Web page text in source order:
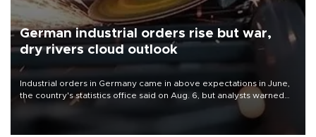
German industrial orders rise but war,
dry rivers cloud outlook
Industrial orders in Germany came in above expectations in June,
the country's statistics office said on Aug. 6, but analysts warned
that rivers running dry and the Mideast war could spell trouble.